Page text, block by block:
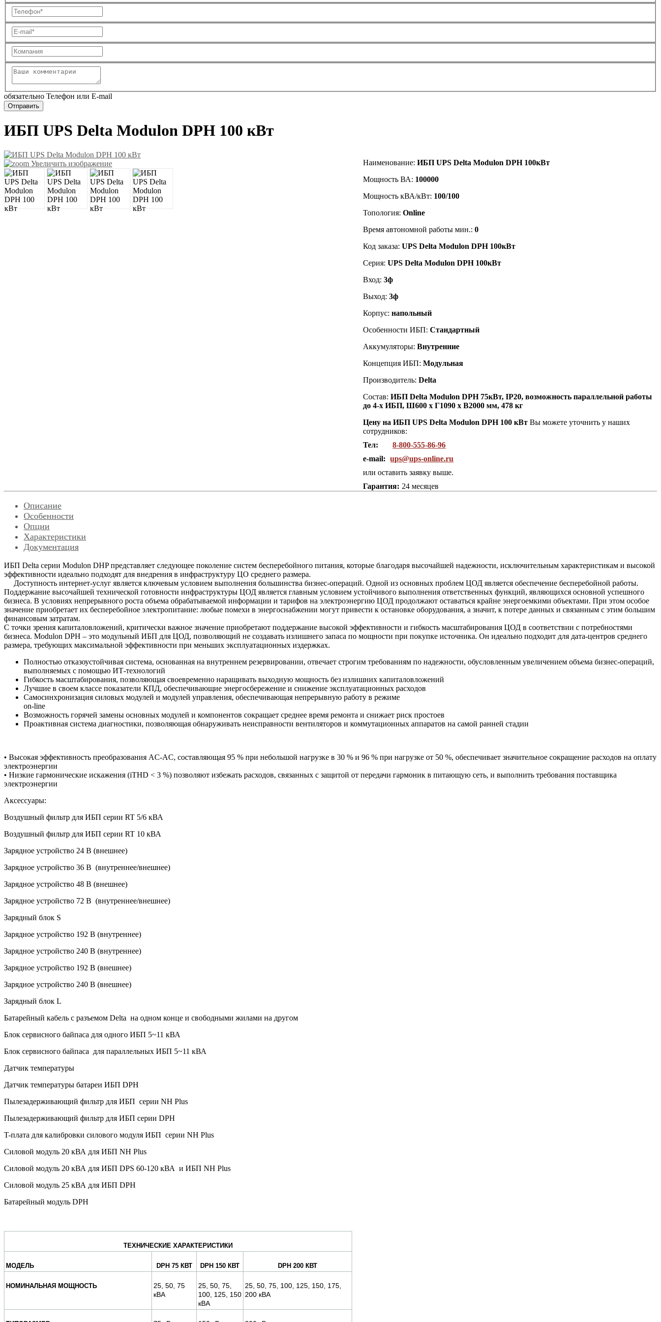
обязательно Телефон или E-mail
ИБП UPS Delta Modulon DPH 100 кВт
Увеличить изображение Наименование:ИБП UPS Delta Modulon DPH 100кВт
Мощность ВА: 100000
Мощность кВА/кВт: 100/100
Топология:Online
Время автономной работы мин.:0
Код заказа:UPSDelta Modulon DPH 100кВт
Серия:UPSDelta Modulon DPH 100кВт
Вход:3ф
Выход:3ф
Корпус: напольный
Особенности ИБП:Стандартный
Аккумуляторы:Внутренние
Концепция ИБП:Модульная
Производитель:Delta
Состав:ИБПDelta Modulon DPH 75кВт, IP20, возможность параллельной работы
до 4-х ИБП, Ш600 х Г1090 х В2000 мм, 478 кг
Цену на ИБП UPS Delta Modulon DPH 100 кВтВы можете уточнить у наших
сотрудников:
Тел:
8-800-555-86-96
e-mail:
ups@ups-online.ru
или оставить заявку выше.
Гарантия: 24 месяцев
Описание
Особенности
Опции
Характеристики
Документация
ИБП Delta серии Modulon DHP представляет следующее поколение систем бесперебойного питания, которые благодаря высочайшей надежности, исключительным характеристикам и высокой
эффективности идеально подходят для внедрения в инфраструктуру ЦО среднего размера.
Доступность интернет-услуг является ключевым условием выполнения большинства бизнес-операций. Одной из основных проблем ЦОД является обеспечение бесперебойной работы.
Поддержание высочайшей технической готовности инфраструктуры ЦОД является главным условием устойчивого выполнения ответственных функций, являющихся основной успешного
бизнеса. В условиях непрерывного роста объема обрабатываемой информации и тарифов на электроэнергию ЦОД продолжают оставаться крайне энергоемкими объектами. При этом особое
значение приобретает их бесперебойное электропитание: любые помехи в энергоснабжении могут привести к остановке оборудования, а значит, к потере данных и связанным с этим большим
финансовым затратам.
С точки зрения капиталовложений, критически важное значение приобретают поддержание высокой эффективности и гибкость масштабирования ЦОД в соответствии с потребностями
бизнеса. Modulon DPH – это модульный ИБП для ЦОД, позволяющий не создавать излишнего запаса по мощности при покупке источника. Он идеально подходит для дата-центров среднего
размера, требующих максимальной эффективности при меньших эксплуатационных издержках.
Полностью отказоустойчивая система, основанная на внутреннем резервировании, отвечает строгим требованиям по надежности, обусловленным увеличением объема бизнес-операций,
выполняемых с помощью ИТ-технологий
Гибкость масштабирования, позволяющая своевременно наращивать выходную мощность без излишних капиталовложений
Лучшие в своем классе показатели КПД, обеспечивающие энергосбережение и снижение эксплуатационных расходов
Самосинхронизация силовых модулей и модулей управления, обеспечивающая непрерывную работу в режиме
on-line
Возможность горячей замены основных модулей и компонентов сокращает среднее время ремонта и снижает риск простоев
Проактивная система диагностики, позволяющая обнаруживать неисправности вентиляторов и коммутационных аппаратов на самой ранней стадии
• Высокая эффективность преобразования AC-AC, составляющая 95 % при небольшой нагрузке в 30 % и 96 % при нагрузке от 50 %, обеспечивает значительное сокращение расходов на оплату
электроэнергии
• Низкие гармонические искажения (iTHD < 3 %) позволяют избежать расходов, связанных с защитой от передачи гармоник в питающую сеть, и выполнить требования поставщика
электроэнергии
Аксессуары:
Воздушный фильтр для ИБП серии RT 5/6 кВА
Воздушный фильтр для ИБП серии RT 10 кВА
Зарядное устройство 24 В (внешнее)
Зарядное устройство 36 В (внутреннее/внешнее)
Зарядное устройство 48 В (внешнее)
Зарядное устройство 72 В (внутреннее/внешнее)
Зарядный блок S
Зарядное устройство 192 В (внутреннее)
Зарядное устройство 240 В (внутреннее)
Зарядное устройство 192 В (внешнее)
Зарядное устройство 240 В (внешнее)
Зарядный блок L
Батарейный кабель с разъемом Delta на одном конце и свободными жилами на другом
Блок сервисного байпаса для одного ИБП 5~11 кВА
Блок сервисного байпаса для параллельных ИБП 5~11 кВА
Датчик температуры
Датчик температуры батареи ИБП DPH
Пылезадерживающий фильтр для ИБП серии NH Plus
Пылезадерживающий фильтр для ИБП серии DPH
T-плата для калибровки силового модуля ИБП серии NH Plus
Силовой модуль 20 кВА для ИБП NH Plus
Силовой модуль 20 кВА для ИБП DPS 60-120 кВА и ИБП NH Plus
Силовой модуль 25 кВА для ИБП DPH
Батарейный модуль DPH
ТЕХНИЧЕСКИЕ ХАРАКТЕРИСТИКИ
МОДЕЛЬ DPH 75 КВТ DPH 150 КВТ DPH 200 КВТ
НОМИНАЛЬНАЯ МОЩНОСТЬ
25, 50, 75
кВА
25, 50, 75,
100, 125, 150
кВА
25, 50, 75, 100, 125, 150, 175,
200 кВА